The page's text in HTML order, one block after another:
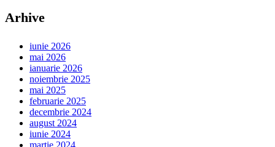
Arhive
iunie 2026
mai 2026
ianuarie 2026
noiembrie 2025
mai 2025
februarie 2025
decembrie 2024
august 2024
iunie 2024